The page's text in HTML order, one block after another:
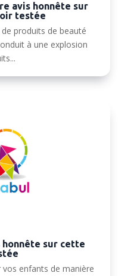
avis honnête sur
testée
produits de beauté
à une explosion
honnête sur cette
enfants de manière